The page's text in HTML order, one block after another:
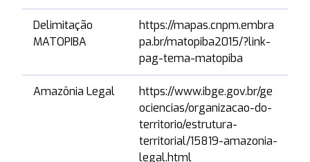
Delimitação
MATOPIBA
https://mapas.cnpm.embra
pa.br/matopiba2015/?link-
pag-tema-matopiba
Amazônia Legal
https://www.ibge.gov.br/ge
ociencias/organizacao-do-
territorio/estrutura-
territorial/15819-amazonia-
legal.html